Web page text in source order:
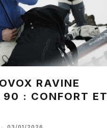
RAVINE
90 : CONFORT ET